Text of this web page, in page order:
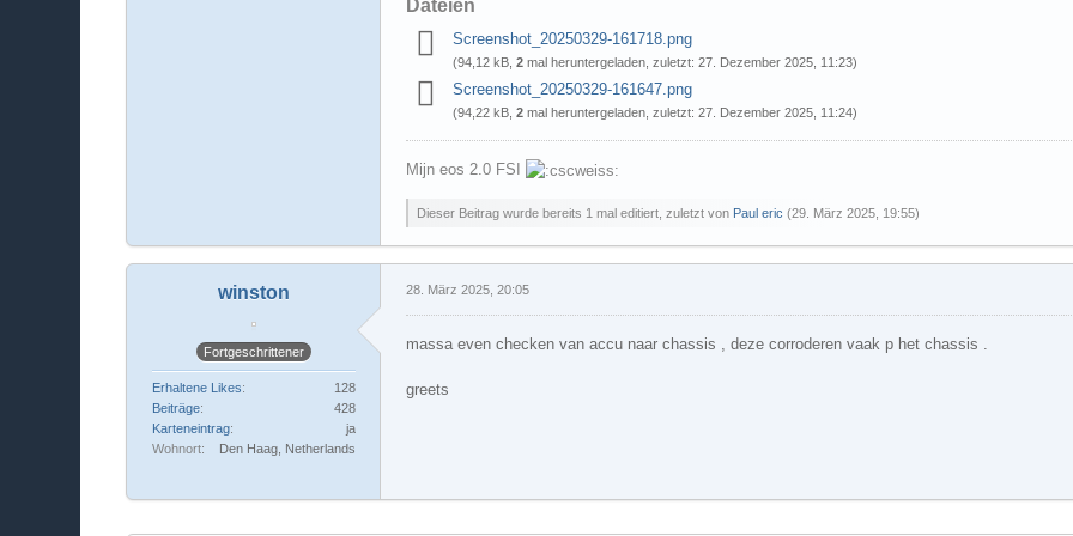
Dateien
Screenshot_20250329-161718.png
(94,12 kB,2 mal heruntergeladen, zuletzt:27. Dezember 2025, 11:23)
Screenshot_20250329-161647.png
(94,22 kB,2 mal heruntergeladen, zuletzt:27. Dezember 2025, 11:24)
Mijn eos 2.0 FSI
Dieser Beitrag wurde bereits 1 mal editiert, zuletzt von Paul eric (29. März 2025, 19:55)
winston
Fortgeschrittener
Erhaltene Likes
128
Beiträge
428
Karteneintrag
ja
Wohnort
Den Haag, Netherlands
28. März 2025, 20:05
massa even checken van accu naar chassis , deze corroderen vaak p het chassis .
greets